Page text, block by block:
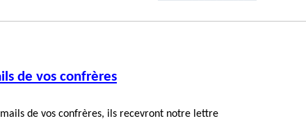
de vos confrères
de vos confrères, ils recevront notre lettre